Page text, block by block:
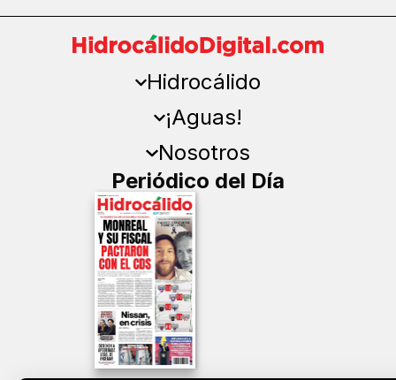
Hidrocálido
¡Aguas!
Nosotros
Periódico del Día